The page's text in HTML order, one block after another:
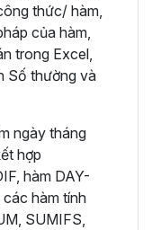
thức/ hàm,
của hàm,
trong Excel,
Số thường và
ngày tháng
hợp
hàm DAY-
hàm tính
SUMIFS,